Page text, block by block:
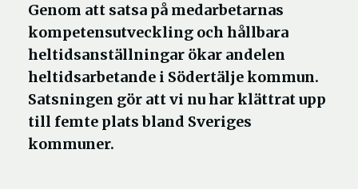
Genom att satsa på medarbetarnas
kompetensutveckling och hållbara
heltidsanställningar ökar andelen
heltidsarbetande i Södertälje kommun.
Satsningen gör att vi nu har klättrat upp
till femte plats bland Sveriges
kommuner.